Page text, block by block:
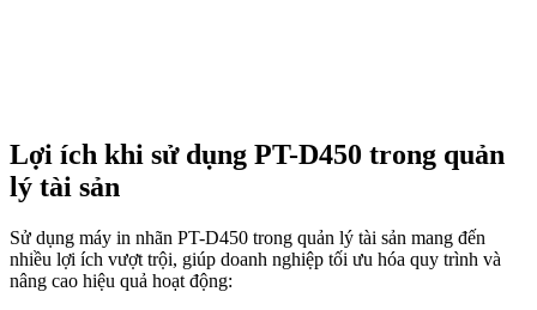
Lợi ích khi sử dụng PT-D450 trong quản
lý tài sản
Sử dụng máy in nhãn PT-D450 trong quản lý tài sản mang đến
nhiều lợi ích vượt trội, giúp doanh nghiệp tối ưu hóa quy trình và
nâng cao hiệu quả hoạt động: